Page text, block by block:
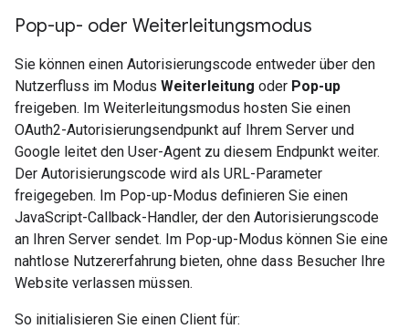
Pop-up- oder Weiterleitungsmodus
Sie können einen Autorisierungscode entweder über den
Nutzerfluss im Modus Weiterleitung oder Pop-up
freigeben. Im Weiterleitungsmodus hosten Sie einen
OAuth2-Autorisierungsendpunkt auf Ihrem Server und
Google leitet den User-Agent zu diesem Endpunkt weiter.
Der Autorisierungscode wird als URL-Parameter
freigegeben. Im Pop-up-Modus definieren Sie einen
JavaScript-Callback-Handler, der den Autorisierungscode
an Ihren Server sendet. Im Pop-up-Modus können Sie eine
nahtlose Nutzererfahrung bieten, ohne dass Besucher Ihre
Website verlassen müssen.
So initialisieren Sie einen Client für: